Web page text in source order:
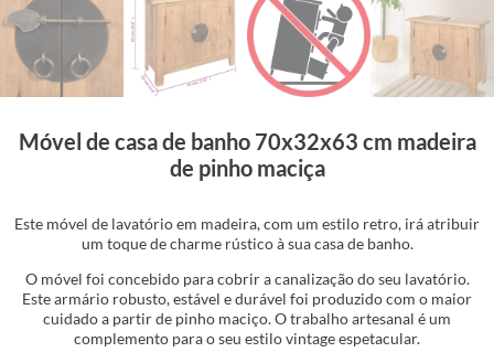
Móvel de casa de banho 70x32x63 cm madeira
de pinho maciça
Este móvel de lavatório em madeira, com um estilo retro, irá atribuir
um toque de charme rústico à sua casa de banho.
O móvel foi concebido para cobrir a canalização do seu lavatório.
Este armário robusto, estável e durável foi produzido com o maior
cuidado a partir de pinho maciço. O trabalho artesanal é um
complemento para o seu estilo vintage espetacular.